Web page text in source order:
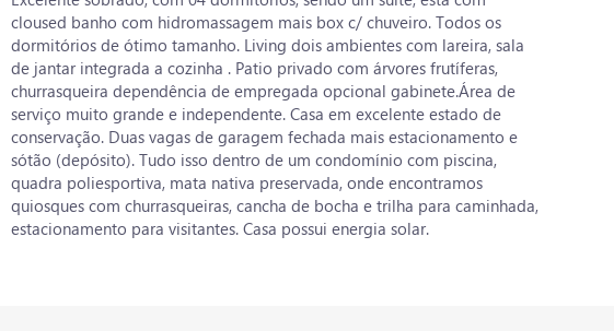
cloused banho com hidromassagem mais box c/ chuveiro. Todos os
dormitórios de ótimo tamanho. Living dois ambientes com lareira, sala
de jantar integrada a cozinha . Patio privado com árvores frutíferas,
churrasqueira dependência de empregada opcional gabinete.Área de
serviço muito grande e independente. Casa em excelente estado de
conservação. Duas vagas de garagem fechada mais estacionamento e
sótão (depósito). Tudo isso dentro de um condomínio com piscina,
quadra poliesportiva, mata nativa preservada, onde encontramos
quiosques com churrasqueiras, cancha de bocha e trilha para caminhada,
estacionamento para visitantes. Casa possui energia solar.